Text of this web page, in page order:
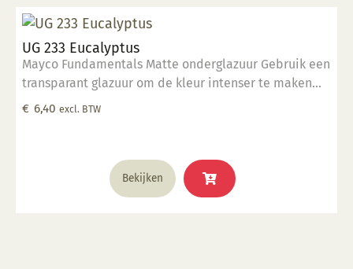
UG 233 Eucalyptus
Mayco Fundamentals Matte onderglazuur Gebruik een
transparant glazuur om de kleur intenser te maken
Geschikt voor gebruiksgoed mits er een transparant
€ 6,40 excl. BTW
Bekijken